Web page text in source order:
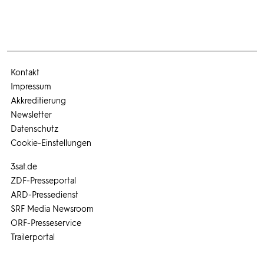
3sat.de
ZDF-Presseportal
ARD-Pressedienst
SRF Media Newsroom
ORF-Presseservice
Trailerportal
Kontakt
Impressum
Akkreditierung
Newsletter
Datenschutz
Cookie-Einstellungen